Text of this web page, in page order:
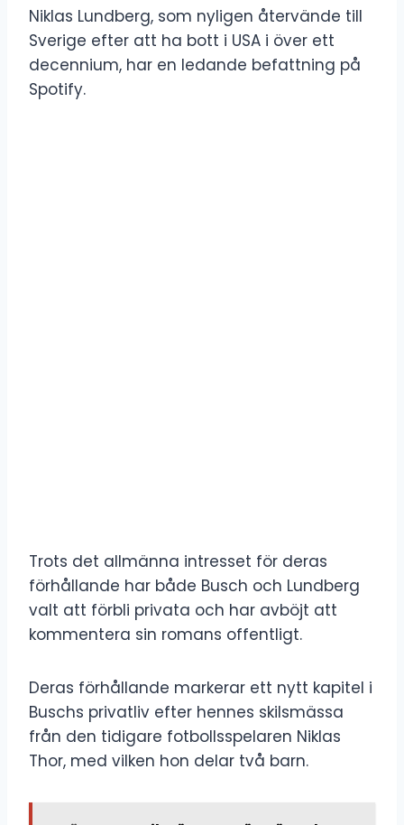
Niklas Lundberg, som nyligen återvände till
Sverige efter att ha bott i USA i över ett
decennium, har en ledande befattning på
Spotify.
Trots det allmänna intresset för deras
förhållande har både Busch och Lundberg
valt att förbli privata och har avböjt att
kommentera sin romans offentligt.
Deras förhållande markerar ett nytt kapitel i
Buschs privatliv efter hennes skilsmässa
från den tidigare fotbollsspelaren Niklas
Thor, med vilken hon delar två barn.